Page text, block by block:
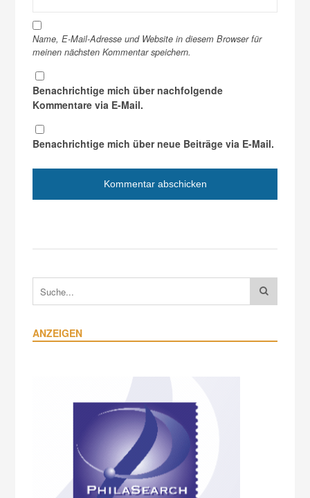
Name, E-Mail-Adresse und Website in diesem Browser für
meinen nächsten Kommentar speichern.
Benachrichtige mich über nachfolgende
Kommentare via E-Mail.
Benachrichtige mich über neue Beiträge via E-Mail.
ANZEIGEN